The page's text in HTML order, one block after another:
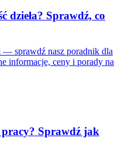
dzieła? Sprawdź, co
sprawdź nasz poradnik dla
informacje, ceny i porady na
pracy? Sprawdź jak